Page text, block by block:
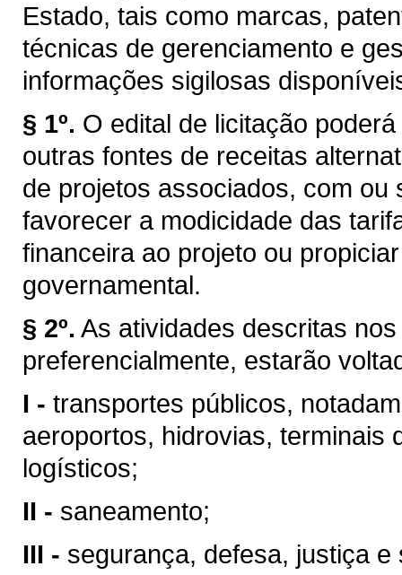
Estado, tais como marcas,
técnicas de gerenciamento e
informações sigilosas
§ 1º. O edital de licitação
outras fontes de receitas
de projetos associados, com
favorecer a modicidade das
financeira ao projeto ou
governamental.
§ 2º. As atividades descritas
preferencialmente, estarão
I - transportes públicos,
aeroportos, hidrovias, terminais
logísticos;
II - saneamento;
III - segurança, defesa, justiça